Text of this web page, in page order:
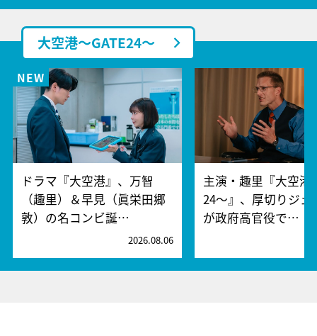
大空港～GATE24～
ドラマ『大空港』、万智
（趣里）＆早見（眞栄田郷
敦）の名コンビ誕…
2026.08.06
主演・趣里『大空港
24～』、厚切りジェ
が政府高官役で…